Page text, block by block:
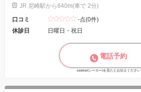
JR 尼崎駅から640m(車で 2分)
口コミ
-点(0件)
休診日
日曜日・祝日
電話予約
seeker(シーカー)を見たとお伝えください